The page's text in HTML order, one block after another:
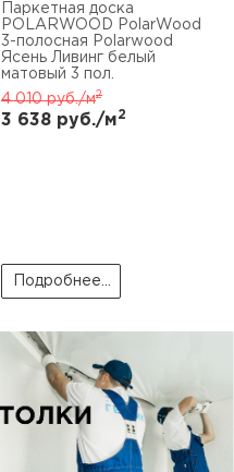
Паркетная доска
POLARWOOD PolarWood
3-полосная Polarwood
Ясень Ливинг белый
матовый 3 пол.
4 010руб./м2
3 638 руб./м2
Подробнее...